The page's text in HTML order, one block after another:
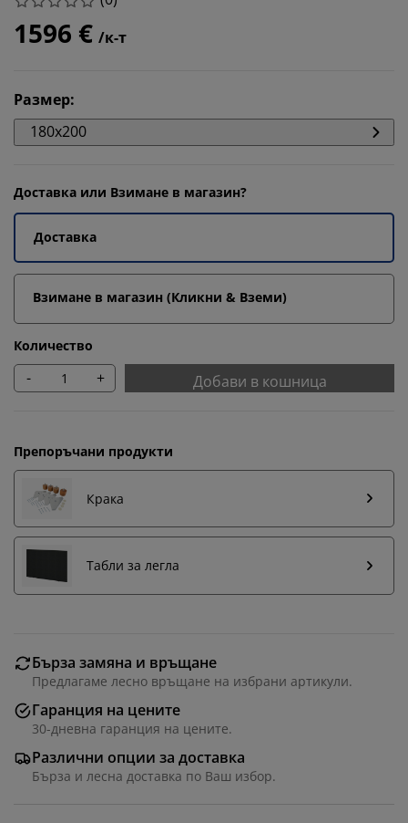
1596 € /к-т
Размер:
180x200
Доставка или Взимане в магазин?
Доставка
Взимане в магазин (Кликни & Вземи)
Количество
- + Добави в кошница
Препоръчани продукти
Крака
Табли за легла
Бърза замяна и връщане
Предлагаме лесно връщане на избрани артикули.
Гаранция на цените
30-дневна гаранция на цените.
Различни опции за доставка
Бърза и лесна доставка по Ваш избор.